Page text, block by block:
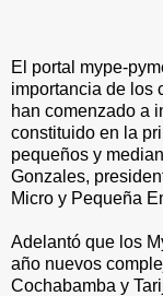
El portal mype-
importancia de los
han comenzado a
constituido en la
pequeños y
Gonzales,
Micro y Pequeña
Adelantó que los
año nuevos
Cochabamba y